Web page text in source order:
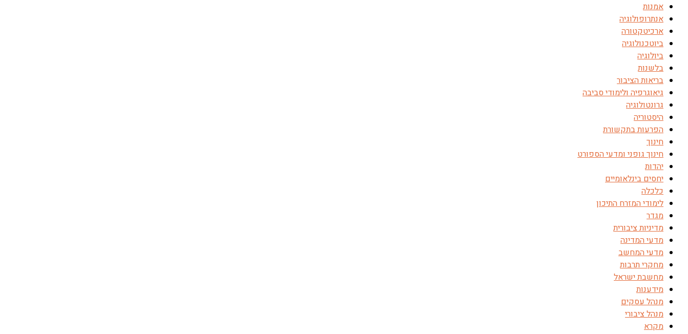
אמנות
אנתרופולוגיה
ארכיטקטורה
ביוטכנולוגיה
ביולוגיה
בלשנות
בריאות הציבור
גיאוגרפיה ולימודי סביבה
גרונטולוגיה
היסטוריה
הפרעות בתקשורת
חינוך
חינוך גופני ומדעי הספורט
יהדות
יחסים בינלאומיים
כלכלה
לימודי המזרח התיכון
מגדר
מדיניות ציבורית
מדעי המדינה
מדעי המחשב
מחקרי תרבות
מחשבת ישראל
מידענות
מנהל עסקים
מנהל ציבורי
מקרא